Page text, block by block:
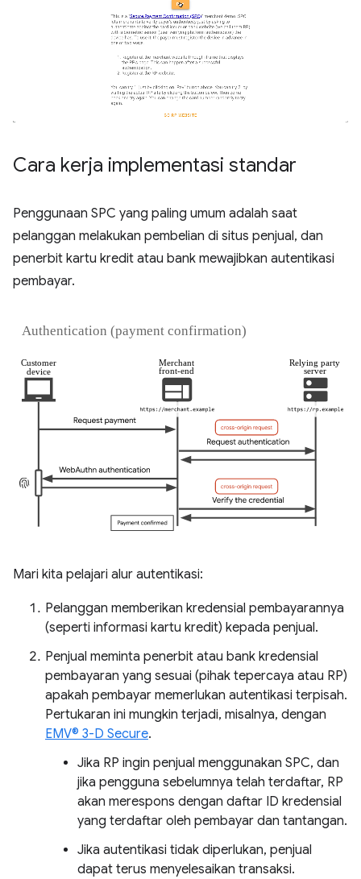
Cara kerja implementasi standar
Penggunaan SPC yang paling umum adalah saat
pelanggan melakukan pembelian di situs penjual, dan
penerbit kartu kredit atau bank mewajibkan autentikasi
pembayar.
Mari kita pelajari alur autentikasi:
Pelanggan memberikan kredensial pembayarannya
(seperti informasi kartu kredit) kepada penjual.
Penjual meminta penerbit atau bank kredensial
pembayaran yang sesuai (pihak tepercaya atau RP)
apakah pembayar memerlukan autentikasi terpisah.
Pertukaran ini mungkin terjadi, misalnya, dengan
EMV® 3-D Secure.
Jika RP ingin penjual menggunakan SPC, dan
jika pengguna sebelumnya telah terdaftar, RP
akan merespons dengan daftar ID kredensial
yang terdaftar oleh pembayar dan tantangan.
Jika autentikasi tidak diperlukan, penjual
dapat terus menyelesaikan transaksi.